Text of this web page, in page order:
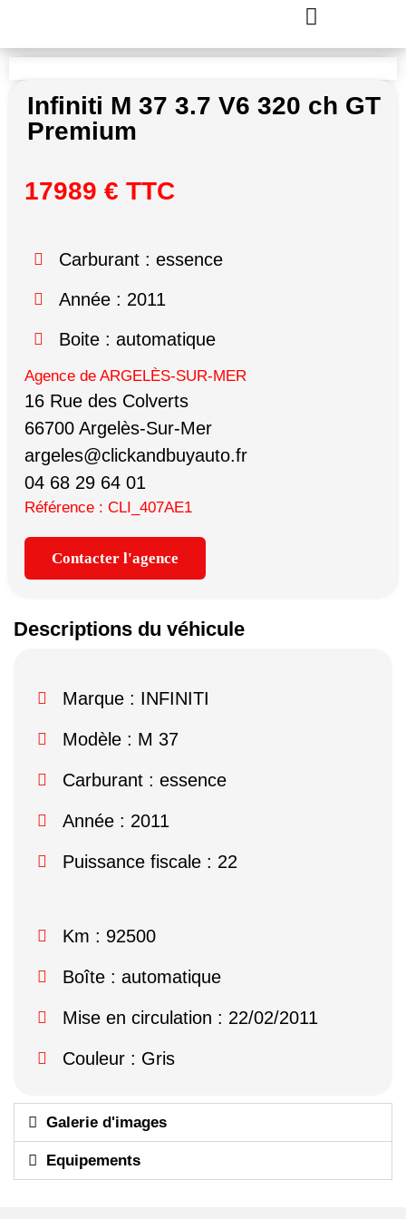
Infiniti M 37 3.7 V6 320 ch GT
Premium
17989 € TTC
Carburant : essence
Année : 2011
Boite : automatique
Agence de ARGELÈS-SUR-MER
16 Rue des Colverts
66700 Argelès-Sur-Mer
argeles@clickandbuyauto.fr
04 68 29 64 01
Référence : CLI_407AE1
Contacter l'agence
Descriptions du véhicule
Marque : INFINITI
Modèle : M 37
Carburant : essence
Année : 2011
Puissance fiscale : 22
Km : 92500
Boîte : automatique
Mise en circulation : 22/02/2011
Couleur : Gris
Galerie d'images
Equipements